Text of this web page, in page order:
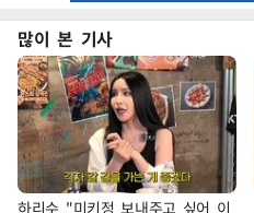
많이 본 기사
하리수 "미키정 보내주고 싶어 이